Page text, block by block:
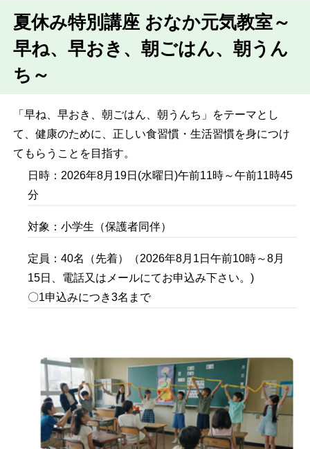
夏休み特別講座 おなか元気教室～
早ね、早おき、朝ごはん、朝うん
ち～
「早ね、早おき、朝ごはん、朝うんち」をテーマとし
て、健康のために、正しい食習慣・生活習慣を身につけ
てもらうことを目指す。
日時：2026年8月19日(水曜日)午前11時～午前11時45
分
対象：小学生（保護者同伴）
定員：40名（先着）（2026年8月1日午前10時～8月
15日、電話又はメールにてお申込み下さい。)
〇1申込みにつき3名まで